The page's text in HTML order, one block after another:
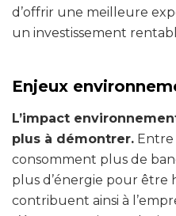
d’offrir une meilleure
un investissement
Enjeux
L’impact
plus à démontrer. Entre
consomment plus de
plus d’énergie pour être
contribuent ainsi à